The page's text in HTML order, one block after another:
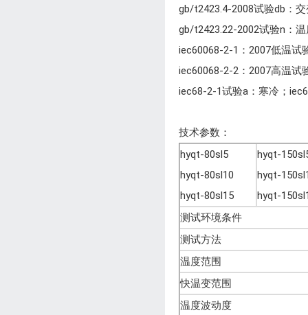
gb/t2423.4-2008试验db：
gb/t2423.22-2002试验n：
iec60068-2-1：2007低温试
iec60068-2-2：2007高温试
iec68-2-1试验a：寒冷；
技术参数：
hyqt-80sl5
hyqt-80sl10
hyqt-80sl15
hyqt-
hyqt-
hyqt-
测试环境条件
测试方法
温度范围
快温变范围
温度波动度